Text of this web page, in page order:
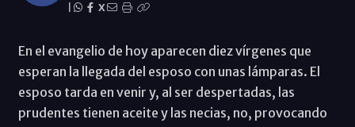
X
En el evangelio de hoy aparecen diez vírgenes que
esperan la llegada del esposo con unas lámparas. El
esposo tarda en venir y, al ser despertadas, las
prudentes tienen aceite y las necias, no, provocando